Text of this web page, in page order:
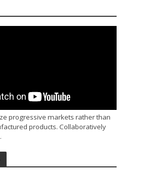
progressive markets rather than
products. Collaboratively